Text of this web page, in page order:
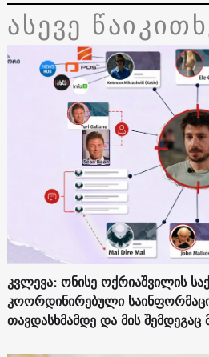
ასევე
კვლევა: ონისე ოქრიაშვილის
კოორდინირებული
თავდასხმამდე და მის